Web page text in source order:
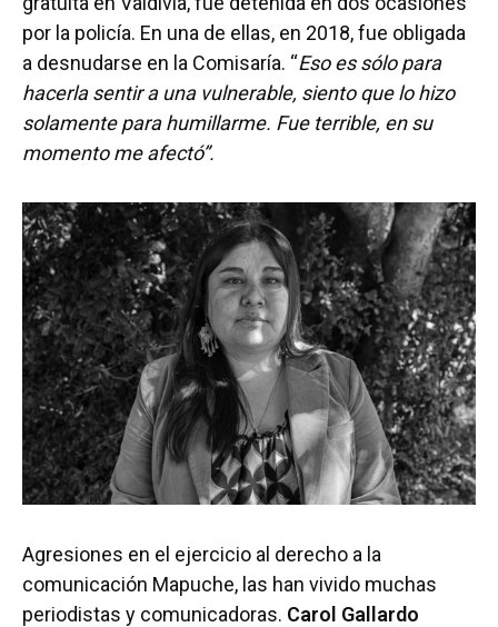
por la policía. En una de ellas, en 2018, fue obligada
a desnudarse en la Comisaría. “Eso es sólo para
hacerla sentir a una vulnerable, siento que lo hizo
solamente para humillarme. Fue terrible, en su
momento me afectó”.
Agresiones en el ejercicio al derecho a la
comunicación Mapuche, las han vivido muchas
periodistas y comunicadoras. Carol Gallardo